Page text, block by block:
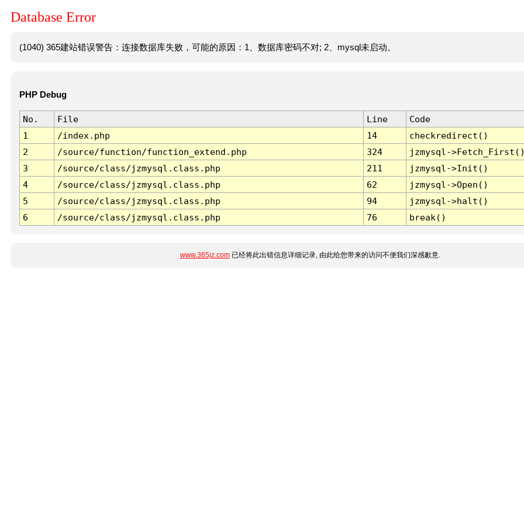
Database Error
(1040) 365建站错误警告：连接数据库失败，可能的原因：1、数据库密码不对; 2、mysql未启动。
PHP Debug
No. File Line
Code
1
/index.php 14
checkredirect()
2
/source/function/function_extend.php 324
jzmysql-
3
/source/class/jzmysql.class.php 211
jzmysql->Init()
4
/source/class/jzmysql.class.php 62
jzmysql->Open()
5
/source/class/jzmysql.class.php 94
jzmysql->halt()
6
/source/class/jzmysql.class.php 76 break()
www.365jz.com已经将此出错信息详细记录, 由此给您带来的访问不便我们深感歉意.